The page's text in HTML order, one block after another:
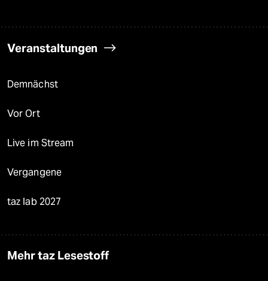
Veranstaltungen
Demnächst
Vor Ort
Live im Stream
Vergangene
taz lab 2027
Mehr taz Lesestoff